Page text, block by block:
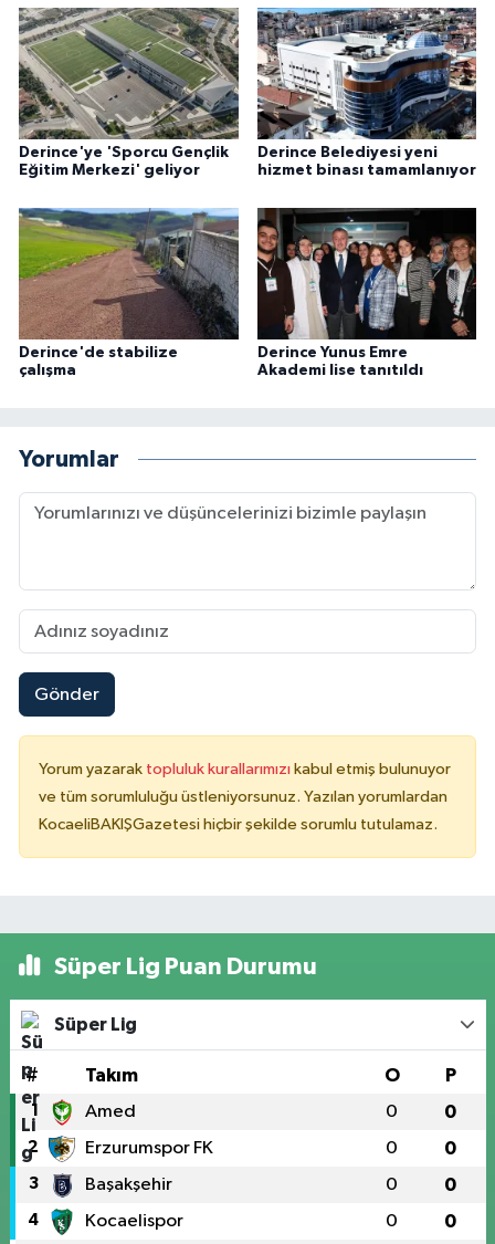
Derince'ye 'Sporcu Gençlik
Eğitim Merkezi' geliyor
Derince Belediyesi yeni
hizmet binası tamamlanıyor
Derince'de stabilize
çalışma
Derince Yunus Emre
Akademi lise tanıtıldı
Yorumlar
Gönder
Yorum yazarak topluluk kurallarımızı kabul etmiş bulunuyor
ve tüm sorumluluğu üstleniyorsunuz. Yazılan yorumlardan
KocaeliBAKIŞGazetesi hiçbir şekilde sorumlu tutulamaz.
Süper Lig Puan Durumu
Süper Lig
# Takım O P
1 Amed 0 0
2 Erzurumspor FK 0 0
3 Başakşehir 0 0
4 Kocaelispor 0 0